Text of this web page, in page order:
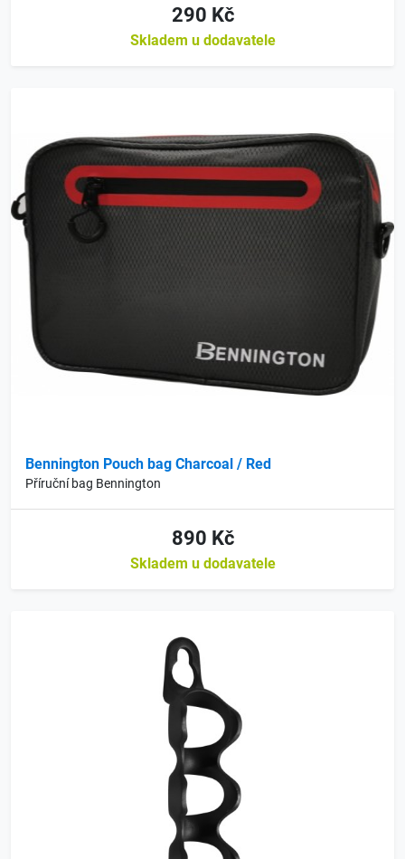
290 Kč
Skladem u dodavatele
Bennington Pouch bag Charcoal / Red
Příruční bag Bennington
890 Kč
Skladem u dodavatele